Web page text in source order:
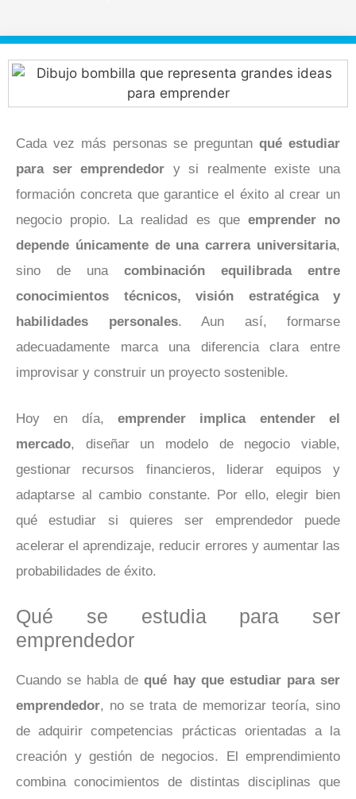
Cada vez más personas se preguntanqué estudiar
para ser emprendedor y si realmente existe una
formación concreta que garantice el éxito al crear un
negocio propio. La realidad es que emprender no
depende únicamente de una carrera universitaria,
sino de una combinación equilibrada entre
conocimientos técnicos, visión estratégica y
habilidades personales. Aun así, formarse
adecuadamente marca una diferencia clara entre
improvisar y construir un proyecto sostenible.
Hoy en día, emprender implica entender el
mercado, diseñar un modelo de negocio viable,
gestionar recursos financieros, liderar equipos y
adaptarse al cambio constante. Por ello, elegir bien
qué estudiar si quieres ser emprendedor puede
acelerar el aprendizaje, reducir errores y aumentar las
probabilidades de éxito.
Qué se estudia para ser
emprendedor
Cuando se habla dequé hay que estudiar para ser
emprendedor, no se trata de memorizar teoría, sino
de adquirir competencias prácticas orientadas a la
creación y gestión de negocios. El emprendimiento
combina conocimientos de distintas disciplinas que